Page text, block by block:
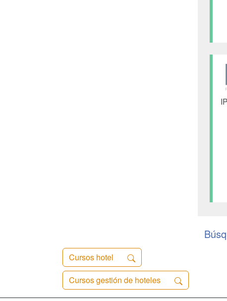
Cursos hotel
Cursos gestión de hoteles